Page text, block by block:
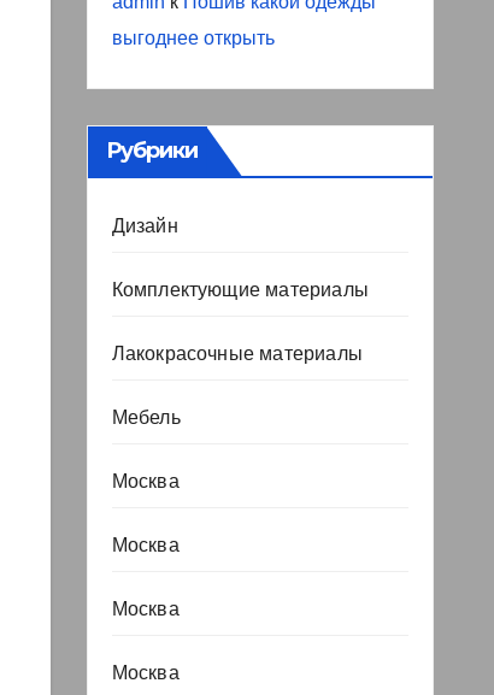
выгоднее открыть
Рубрики
Дизайн
Комплектующие материалы
Лакокрасочные материалы
Мебель
Москва
Москва
Москва
Москва